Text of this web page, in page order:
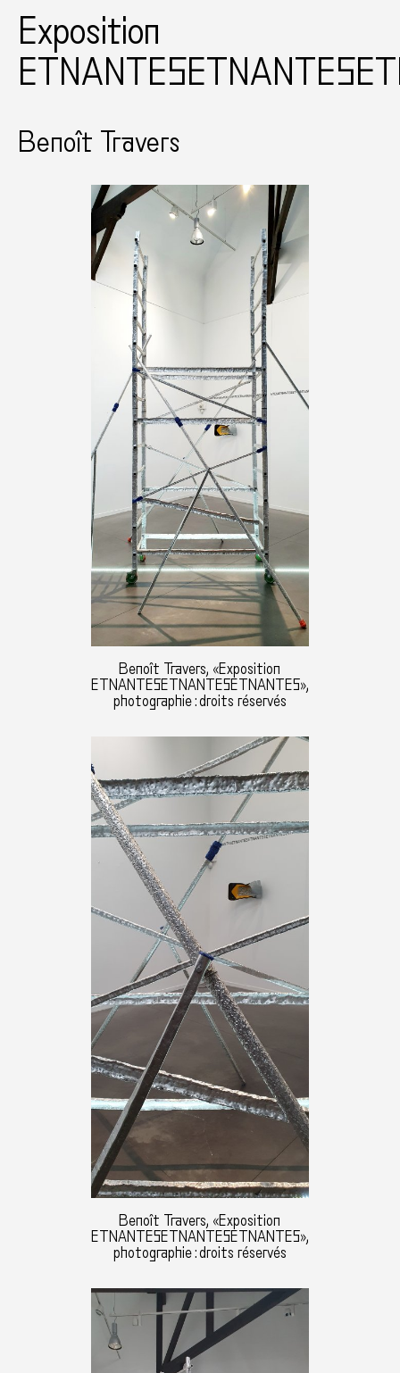
Exposition
Benoît Travers
Benoît Travers, «Exposition
ETNANTESETNANTESETNANTES»,
photographie : droits réservés
Benoît Travers, «Exposition
ETNANTESETNANTESETNANTES»,
photographie : droits réservés